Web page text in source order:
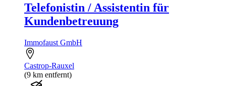
Telefonistin / Assistentin für
Kundenbetreuung
Immofaust GmbH
Castrop-Rauxel
(9 km entfernt)